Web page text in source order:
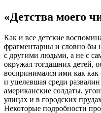
«Детства моего
Как и все детские
фрагментарны и словно бы
с другими людьми, а не с
окружал тогдашних детей,
воспринимался ими как
и уцелевшая среди
американские солдаты,
улицах и в городских
Некоторые подробности